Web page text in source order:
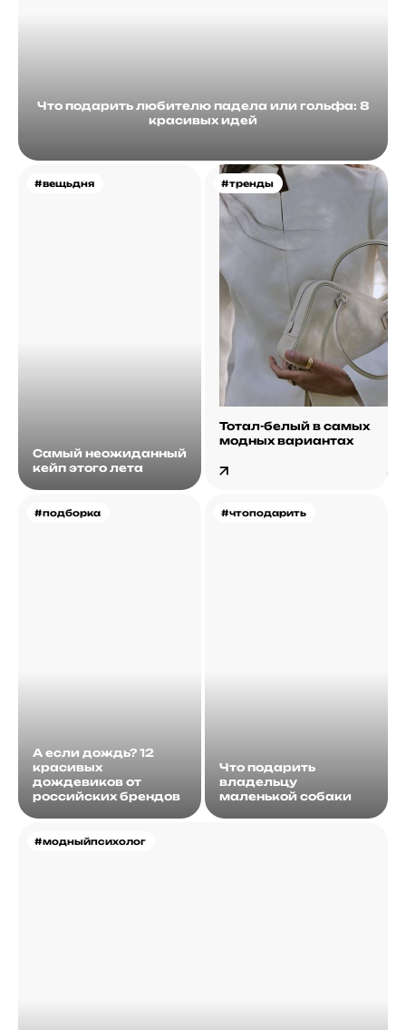
Что подарить любителю падела или гольфа: 8
красивых идей
#вещьдня
Самый неожиданный
кейп этого лета
#тренды
Тотал-белый в самых
модных вариантах
#подборка
А если дождь? 12
красивых
дождевиков от
российских брендов
#модныйпсихолог
#чтоподарить
Что подарить
владельцу
маленькой собаки